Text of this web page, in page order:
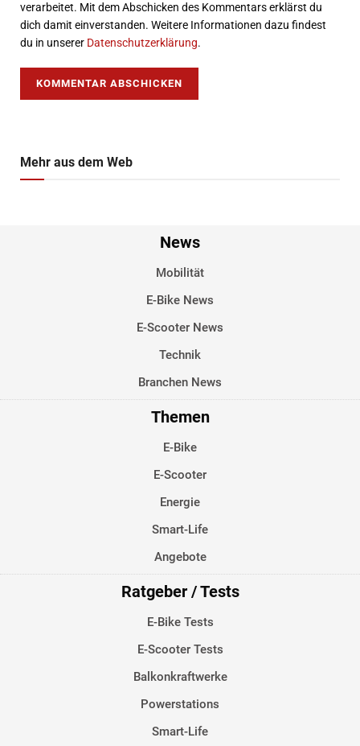
verarbeitet. Mit dem Abschicken des Kommentars erklärst du
dich damit einverstanden. Weitere Informationen dazu findest
du in unserer Datenschutzerklärung.
Mehr aus dem Web
News
Mobilität
E-Bike News
E-Scooter News
Technik
Branchen News
Themen
E-Bike
E-Scooter
Energie
Smart-Life
Angebote
Ratgeber / Tests
E-Bike Tests
E-Scooter Tests
Balkonkraftwerke
Powerstations
Smart-Life